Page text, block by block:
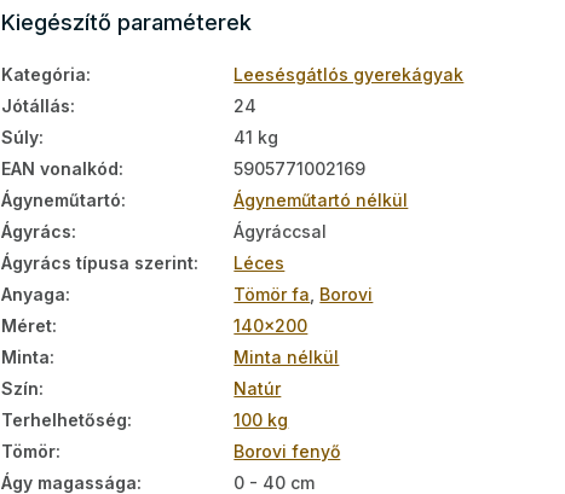
Kiegészítő paraméterek
Kategória:
Leesésgátlós gyerekágyak
Jótállás:
24
Súly:
41 kg
EAN vonalkód:
5905771002169
Ágyneműtartó:
Ágyneműtartó nélkül
Ágyrács:
Ágyráccsal
Ágyrács típusa szerint:
Léces
Anyaga: Tömör fa Borovi
Méret:
140x200
Minta:
Minta nélkül
Szín:
Natúr
Terhelhetőség:
100 kg
Tömör:
Borovi fenyő
Ágy magassága:
0 - 40 cm